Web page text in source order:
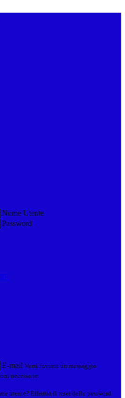
Nome Utente
Password
E-mail Verrà inviato un messaggio
necessarie.
utente? Effettua il reset della password